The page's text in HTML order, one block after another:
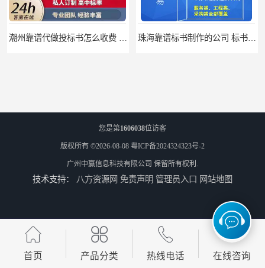
潮州靠谱代做投标书怎么收费 标书怎么做 珠海靠谱标书制作的公司 标书制作课程
您是第1606038位访客
版权所有 ©2026-08-08 粤ICP备2024324323号-2
广州中赢信息科技有限公司 保留所有权利.
技术支持： 八方资源网 免责声明 管理员入口 网站地图
首页 产品分类 热线电话 在线咨询